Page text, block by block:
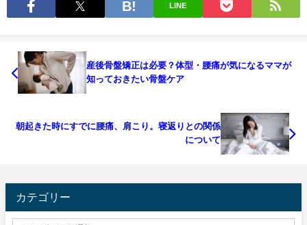
LINE
産後骨盤矯正は必要？体型・腰痛が気になるママが
知っておきたい骨盤ケア
朝起きた時にすでに腰痛、肩こり。寝返りとの関係
について
カテゴリー